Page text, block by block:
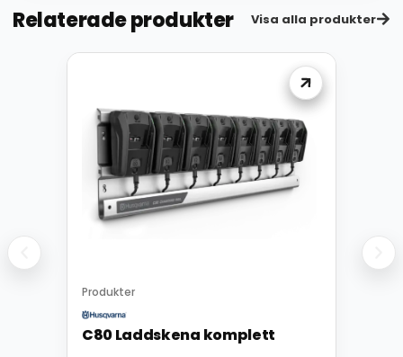
Relaterade produkter Visa alla produkter
Produkter
C80 Laddskena komplett